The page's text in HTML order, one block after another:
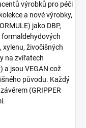
výrobků pro péči
a nové výrobky,
jako DBP,
formaldehydových
xylenu, živočišných
na zvířatech
a jsou VEGAN což
původu. Každý
(GRIPPER